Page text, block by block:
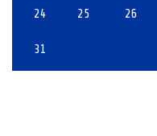
24 25 26
31